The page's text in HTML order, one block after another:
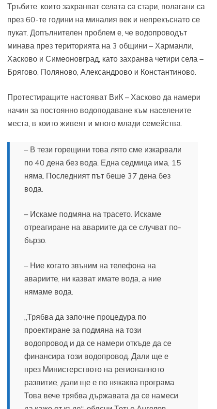
Тръбите, които захранват селата са стари, полагани са
през 60-те години на миналия век и непрекъснато се
пукат. Допълнителен проблем е, че водопроводът
минава през територията на 3 общини – Харманли,
Хасково и Симеоновград, като захранва четири села –
Брягово, Поляново, Александрово и Константиново.
Протестиращите настояват ВиК – Хасково да намери
начин за постоянно водоподаване към населените
места, в които живеят и много млади семейства.
– В тези горещини това лято сме изкарвали
по 40 дена без вода. Една седмица има, 15
няма. Последният път беше 37 дена без
вода.
– Искаме подмяна на трасето. Искаме
отреагиране на авариите да се случват по-
бързо.
– Ние когато звъним на телефона на
авариите, ни казват имате вода, а ние
нямаме вода.
„Трябва да започне процедура по
проектиране за подмяна на този
водопровод и да се намери откъде да се
финансира този водопровод. Дали ще е
през Министерството на регионалното
развитие, дали ще е по някаква програма.
Това вече трябва държавата да се намеси